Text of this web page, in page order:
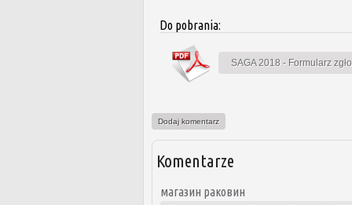
Do pobrania:
SAGA 2018 - Formularz
Dodaj komentarz
Komentarze
магазин раковин